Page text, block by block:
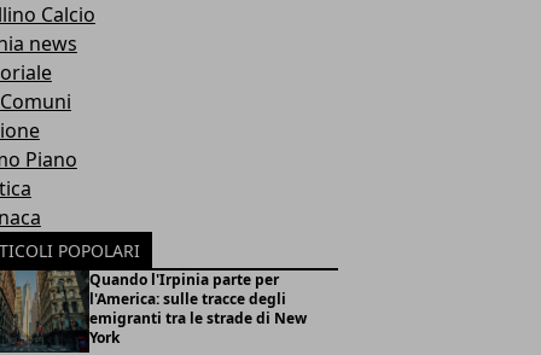
Calcio
news
Piano
POPOLARI
Quando l'Irpinia parte per
l'America: sulle tracce degli
emigranti tra le strade di New
York